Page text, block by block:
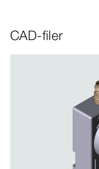
CAD-filer